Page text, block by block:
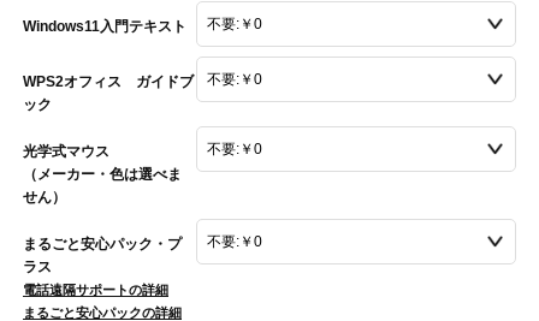
Windows11入門テキスト
WPS2オフィス ガイドブ
ック
光学式マウス
（メーカー・色は選べま
せん）
まるごと安心パック・プ
ラス
電話遠隔サポートの詳細
まるごと安心パックの詳細